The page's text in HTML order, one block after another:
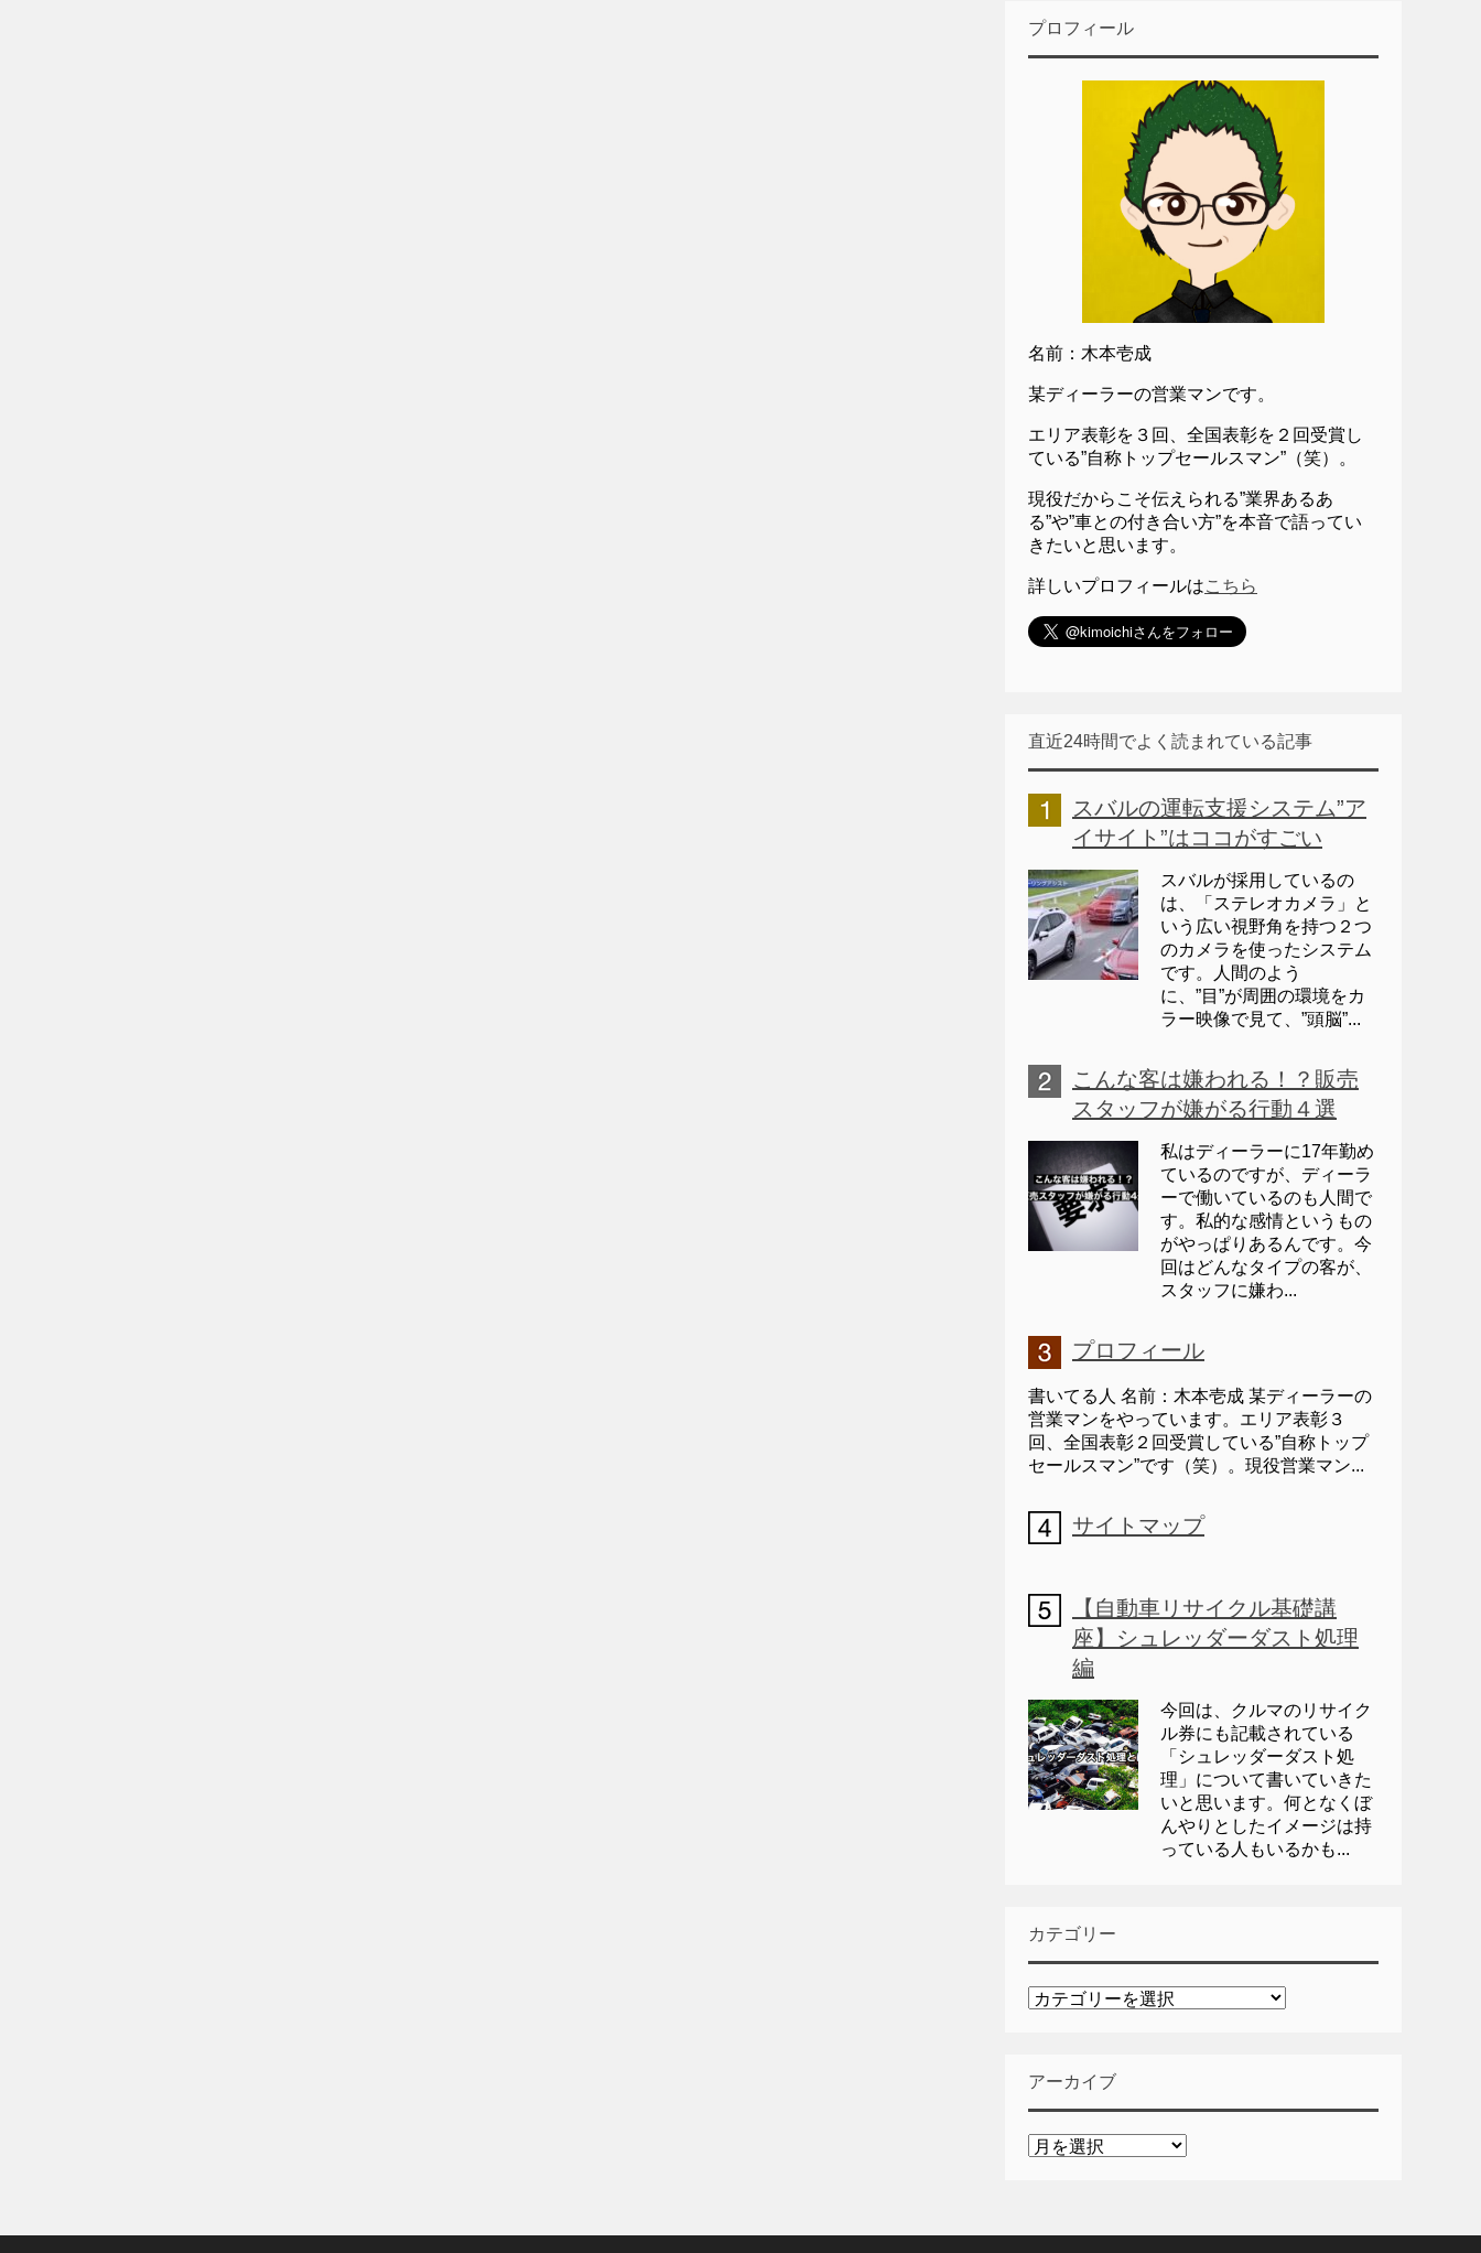
プロフィール
名前：木本壱成
某ディーラーの営業マンです。
エリア表彰を３回、全国表彰を２回受賞し
ている”自称トップセールスマン”（笑）。
現役だからこそ伝えられる”業界あるあ
る”や”車との付き合い方”を本音で語ってい
きたいと思います。
詳しいプロフィールはこちら
直近24時間でよく読まれている記事
スバルの運転支援システム”ア
イサイト”はココがすごい
スバルが採用しているの
は、「ステレオカメラ」と
いう広い視野角を持つ２つ
のカメラを使ったシステム
です。人間のよう
に、”目”が周囲の環境をカ
ラー映像で見て、”頭脳”...
こんな客は嫌われる！？販売
スタッフが嫌がる行動４選
私はディーラーに17年勤め
ているのですが、ディーラ
ーで働いているのも人間で
す。私的な感情というもの
がやっぱりあるんです。今
回はどんなタイプの客が、
スタッフに嫌わ...
プロフィール
書いてる人 名前：木本壱成 某ディーラーの
営業マンをやっています。エリア表彰３
回、全国表彰２回受賞している”自称トップ
セールスマン”です（笑）。現役営業マン...
サイトマップ
【自動車リサイクル基礎講
座】シュレッダーダスト処理
編
今回は、クルマのリサイク
ル券にも記載されている
「シュレッダーダスト処
理」について書いていきた
いと思います。何となくぼ
んやりとしたイメージは持
っている人もいるかも...
カテゴリー
カ
ー
アーカイブ
ア
ブ